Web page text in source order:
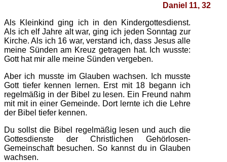
Daniel 11, 32
Als Kleinkind ging ich in den Kindergottesdienst.
Als ich elf Jahre alt war, ging ich jeden Sonntag zur
Kirche. Als ich 16 war, verstand ich, dass Jesus alle
meine Sünden am Kreuz getragen hat. Ich wusste:
Gott hat mir alle meine Sünden vergeben.
Aber ich musste im Glauben wachsen. Ich musste
Gott tiefer kennen lernen. Erst mit 18 begann ich
regelmäßig in der Bibel zu lesen. Ein Freund nahm
mit mit in einer Gemeinde. Dort lernte ich die Lehre
der Bibel tiefer kennen.
Du sollst die Bibel regelmäßig lesen und auch die
Gottesdienste der Christlichen Gehörlosen-
Gemeinschaft besuchen. So kannst du in Glauben
wachsen.